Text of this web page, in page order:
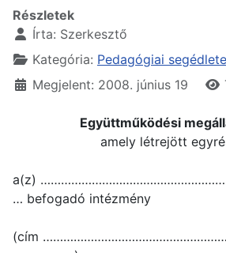
Részletek
Írta: Szerkesztő
Kategória: Pedagógiai
Megjelent: 2008. június 19
Együttműködési
amely létrejött
a(z)
… befogadó intézmény
(cím